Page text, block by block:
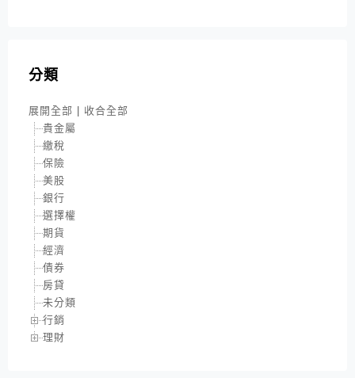
分類
展開全部
收合全部
貴金屬
繳稅
保險
美股
銀行
選擇權
期貨
經濟
債券
房貸
未分類
行銷
理財